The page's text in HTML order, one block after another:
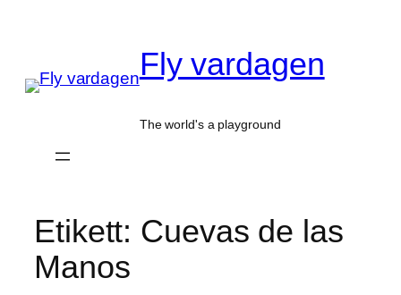
Fly vardagen
The world's a playground
Etikett: Cuevas de las
Manos